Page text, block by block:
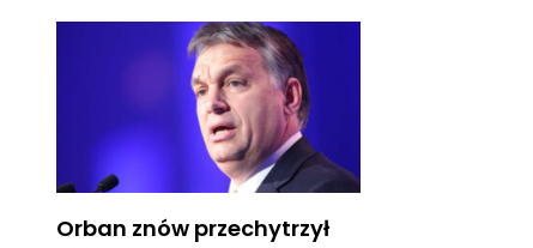
Orban znów przechytrzył